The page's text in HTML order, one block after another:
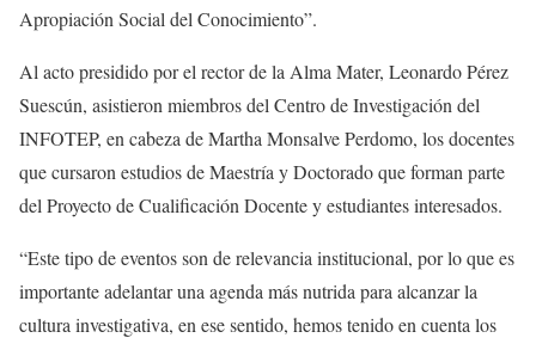
Apropiación Social del Conocimiento”.
Al acto presidido por el rector de la Alma Mater, Leonardo Pérez
Suescún, asistieron miembros del Centro de Investigación del
INFOTEP, en cabeza de Martha Monsalve Perdomo, los docentes
que cursaron estudios de Maestría y Doctorado que forman parte
del Proyecto de Cualificación Docente y estudiantes interesados.
“Este tipo de eventos son de relevancia institucional, por lo que es
importante adelantar una agenda más nutrida para alcanzar la
cultura investigativa, en ese sentido, hemos tenido en cuenta los